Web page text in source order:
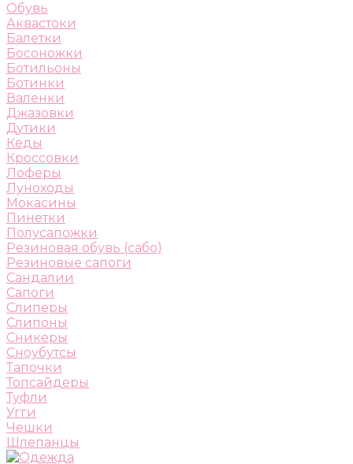
Обувь
Аквастоки
Балетки
Босоножки
Ботильоны
Ботинки
Валенки
Джазовки
Дутики
Кеды
Кроссовки
Лоферы
Луноходы
Мокасины
Пинетки
Полусапожки
Резиновая обувь (сабо)
Резиновые сапоги
Сандалии
Сапоги
Слиперы
Слипоны
Сникеры
Сноубутсы
Тапочки
Топсайдеры
Туфли
Угги
Чешки
Шлепанцы